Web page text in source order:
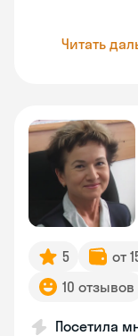
Читать
5 от
10 отзывов
Посетила